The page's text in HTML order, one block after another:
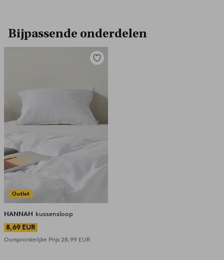
Bijpassende onderdelen
Outlet
Toevoegen
HANNAH kussensloop
8,69 EUR
Oorspronkelijke Prijs 28,99 EUR